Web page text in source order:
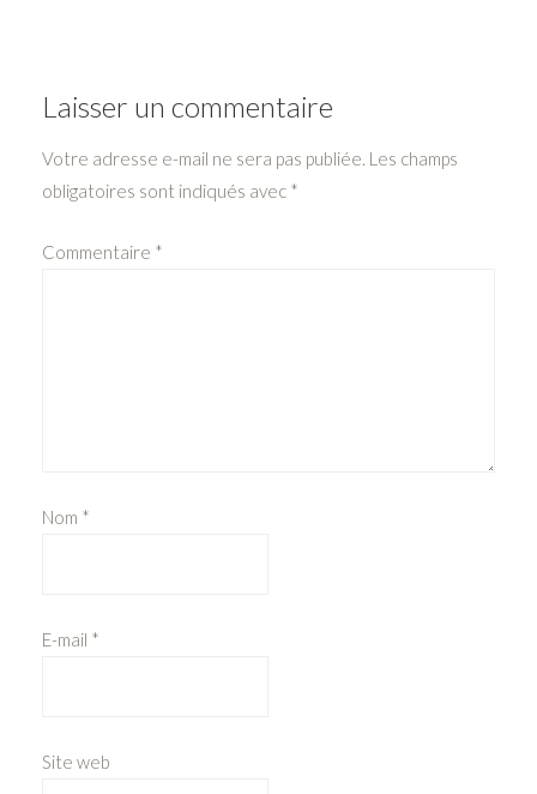
Laisser un commentaire
Votre adresse e-mail ne sera pas publiée. Les champs
obligatoires sont indiqués avec *
Commentaire *
Nom *
E-mail *
Site web